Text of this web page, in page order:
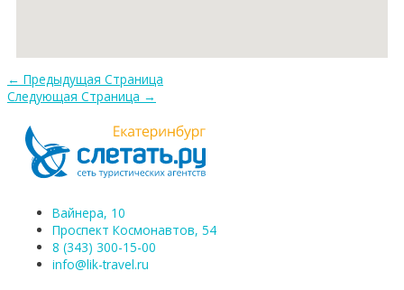
← Предыдущая Страница
Следующая Страница →
Вайнера, 10
Проспект Космонавтов, 54
8 (343) 300-15-00
info@lik-travel.ru